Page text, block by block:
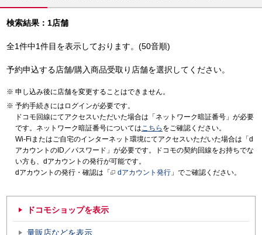
検索結果：1店舗
全1件中1件目を表示しております。(50音順)
予約申込する店舗/購入商品受取り店舗を選択してください。
申し込み後に店舗を変更することはできません。
予約手続きにはログインが必要です。
ドコモ回線にてアクセスいただいた場合は「ネットワーク暗証番号」が必要
です。ネットワーク暗証番号についてはこちら をご確認ください。
Wi-Fiまたはご自宅のインターネット環境にてアクセスいただいた場合は「d
アカウントのID／パスワード」が必要です。ドコモの契約回線をお持ちでな
い方も、dアカウントの発行が可能です。
dアカウントの発行・確認は「
dアカウント発行 」でご確認ください。
ドコモショップを表示
量販店などを表示